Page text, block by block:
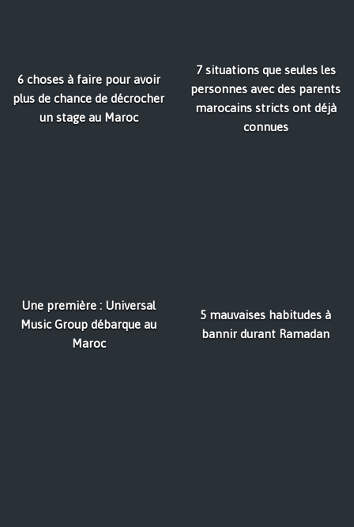
6 choses à faire pour avoir
plus de chance de décrocher
un stage au Maroc
7 situations que seules les
personnes avec des parents
marocains stricts ont déjà
connues
Une première : Universal
Music Group débarque au
Maroc
5 mauvaises habitudes à
bannir durant Ramadan